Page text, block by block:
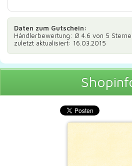
Daten zum Gutschein:
Händlerbewertung: Ø 4.6 von 5
zuletzt aktualisiert: 16.03.2015